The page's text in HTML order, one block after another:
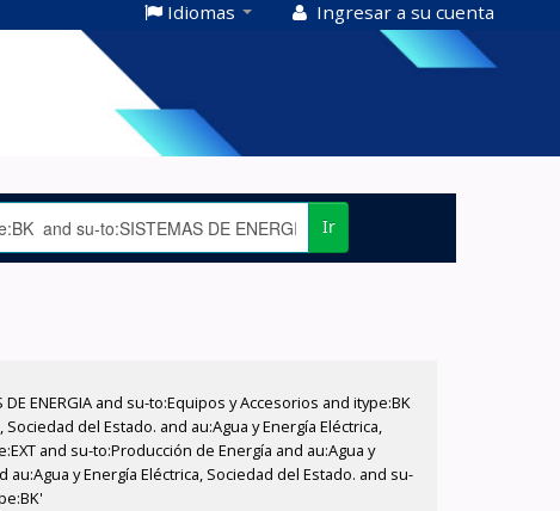
Idiomas Ingresar a su cuenta
Ir
ENERGIA and su-to:Equipos y Accesorios and itype:BK
del Estado. and au:Agua y Energía Eléctrica,
and su-to:Producción de Energía and au:Agua y
y Energía Eléctrica, Sociedad del Estado. and su-